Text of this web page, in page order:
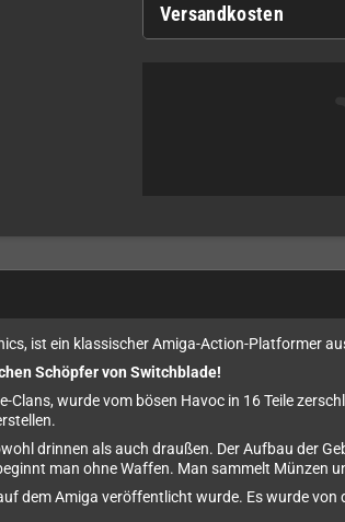
Versandkosten
ist ein klassischer Amiga-Action-Platformer
Schöpfer von Switchblade!
Clans, wurde vom bösen Havoc in 16 Teile
drinnen als auch draußen. Der Aufbau der
man ohne Waffen. Man sammelt Münzen
dem Amiga veröffentlicht wurde. Es wurde